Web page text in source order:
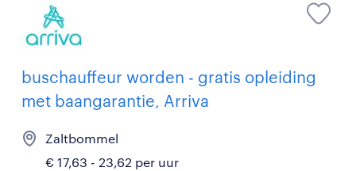
buschauffeur worden - gratis opleiding
met baangarantie, Arriva
Zaltbommel
€ 17,63 - 23,62 per uur